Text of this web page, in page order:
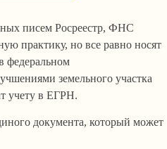
писем Росреестр, ФНС
практику, но все равно носят
федеральном
земельного участка
учету в ЕГРН.
документа, который может